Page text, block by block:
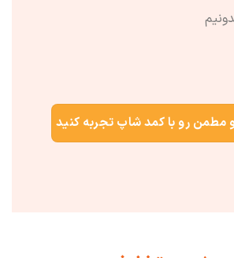
مطمن رو با کمد شاپ تجربه کنید